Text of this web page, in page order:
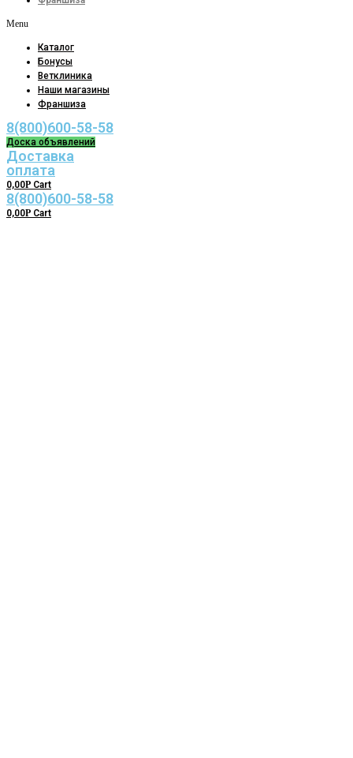
Menu
Каталог
Бонусы
Ветклиника
Наши магазины
Франшиза
8(800)600-58-58
Доска объявлений
Доставка
оплата
0,00Р Cart
8(800)600-58-58
0,00Р Cart